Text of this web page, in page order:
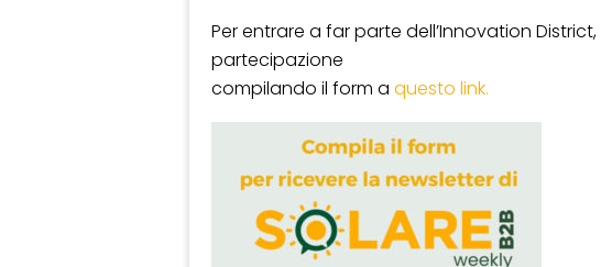
Per entrare a far parte dell’Innovation
partecipazione
compilando il form a questo link.